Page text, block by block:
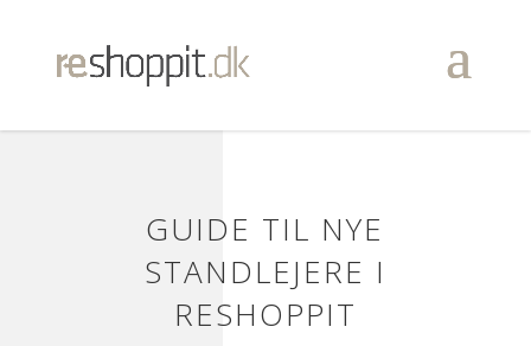
GUIDE TIL NYE
STANDLEJERE I
RESHOPPIT